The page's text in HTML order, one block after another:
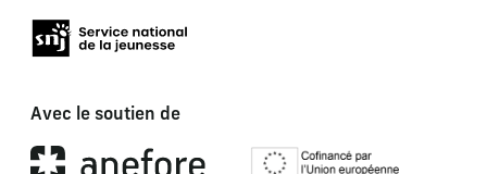
Avec le soutien de